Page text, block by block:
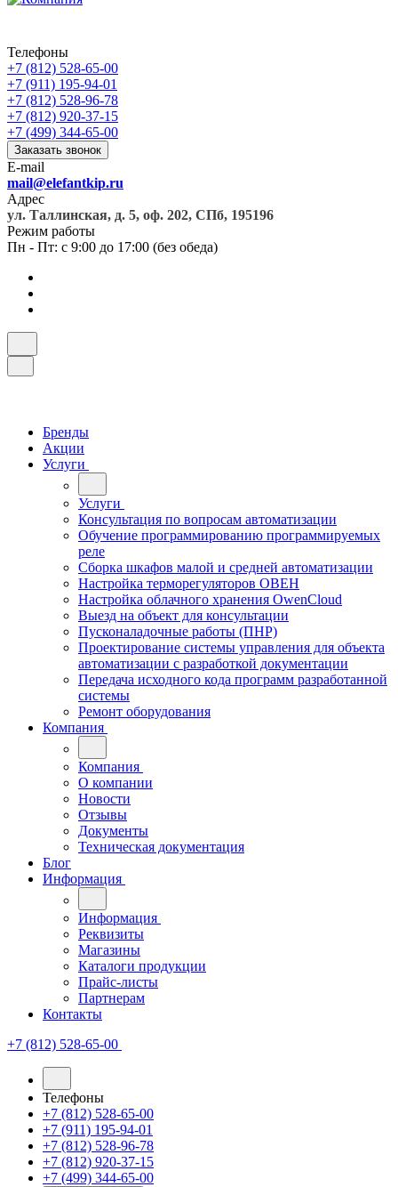
Телефоны
+7 (812) 528-65-00
+7 (911) 195-94-01
+7 (812) 528-96-78
+7 (812) 920-37-15
+7 (499) 344-65-00
Заказать звонок
E-mail
mail@elefantkip.ru
Адрес
ул. Таллинская, д. 5, оф. 202, СПб, 195196
Режим работы
Пн - Пт: с 9:00 до 17:00 (без обеда)
Бренды
Акции
Услуги
Услуги
Консультация по вопросам автоматизации
Обучение программированию программируемых
реле
Сборка шкафов малой и средней автоматизации
Настройка терморегуляторов ОВЕН
Настройка облачного хранения OwenCloud
Выезд на объект для консультации
Пусконаладочные работы (ПНР)
Проектирование системы управления для объекта
автоматизации с разработкой документации
Передача исходного кода программ разработанной
системы
Ремонт оборудования
Компания
Компания
О компании
Новости
Отзывы
Документы
Техническая документация
Блог
Информация
Информация
Реквизиты
Магазины
Каталоги продукции
Прайс-листы
Партнерам
Контакты
+7 (812) 528-65-00
Телефоны
+7 (812) 528-65-00
+7 (911) 195-94-01
+7 (812) 528-96-78
+7 (812) 920-37-15
+7 (499) 344-65-00